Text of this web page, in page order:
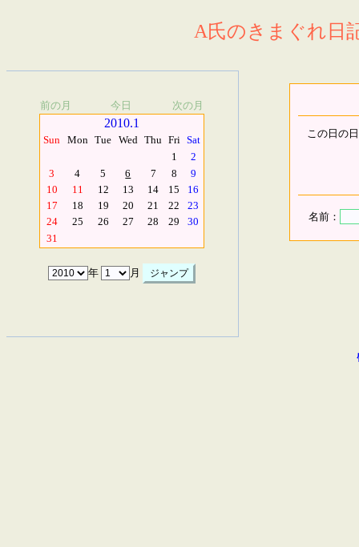
A氏のきまぐれ日
前の月 今日 次の月
2010.1
Sun Mon Tue Wed Thu Fri Sat
1
2
3
4 5 6 7 8
9
10
11 12 13 14 15
16
17
18 19 20 21 22
23
24
25 26 27 28 29
30
31
年 月
この日の
名前：